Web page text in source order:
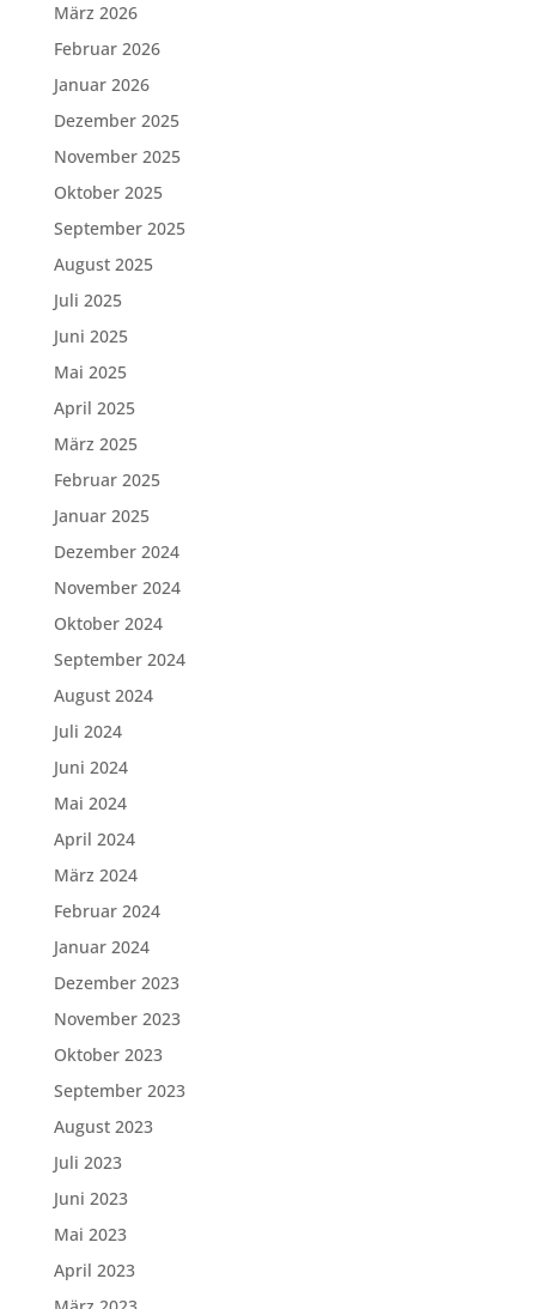
März 2026
Februar 2026
Januar 2026
Dezember 2025
November 2025
Oktober 2025
September 2025
August 2025
Juli 2025
Juni 2025
Mai 2025
April 2025
März 2025
Februar 2025
Januar 2025
Dezember 2024
November 2024
Oktober 2024
September 2024
August 2024
Juli 2024
Juni 2024
Mai 2024
April 2024
März 2024
Februar 2024
Januar 2024
Dezember 2023
November 2023
Oktober 2023
September 2023
August 2023
Juli 2023
Juni 2023
Mai 2023
April 2023